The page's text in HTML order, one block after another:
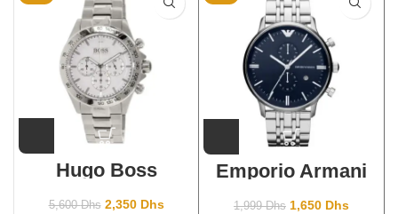
Hugo Boss
1512962
5,600Dhs 2,350 Dhs
Emporio Armani
1,999Dhs 1,650 Dhs